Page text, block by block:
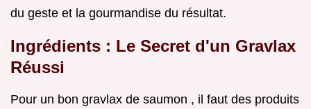
du geste et la gourmandise du résultat.
Ingrédients : Le Secret d'un Gravlax
Réussi
Pour un bon gravlax de saumon , il faut des produits